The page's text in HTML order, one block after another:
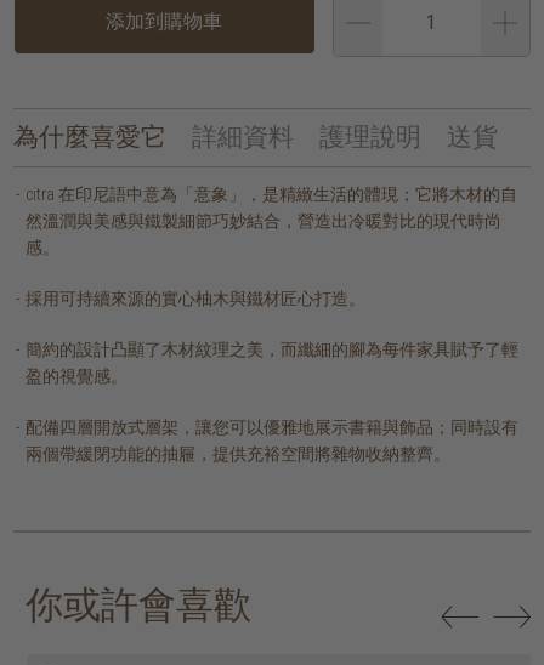
添加到購物車
為什麼喜愛它 詳細資料 護理說明 送貨
citra 在印尼語中意為「意象」，是精緻生活的體現；它將木材的自
然溫潤與美感與鐵製細節巧妙結合，營造出冷暖對比的現代時尚
感。
採用可持續來源的實心柚木與鐵材匠心打造。
簡約的設計凸顯了木材紋理之美，而纖細的腳為每件家具賦予了輕
盈的視覺感。
配備四層開放式層架，讓您可以優雅地展示書籍與飾品；同時設有
兩個帶緩閉功能的抽屜，提供充裕空間將雜物收納整齊。
你或許會喜歡